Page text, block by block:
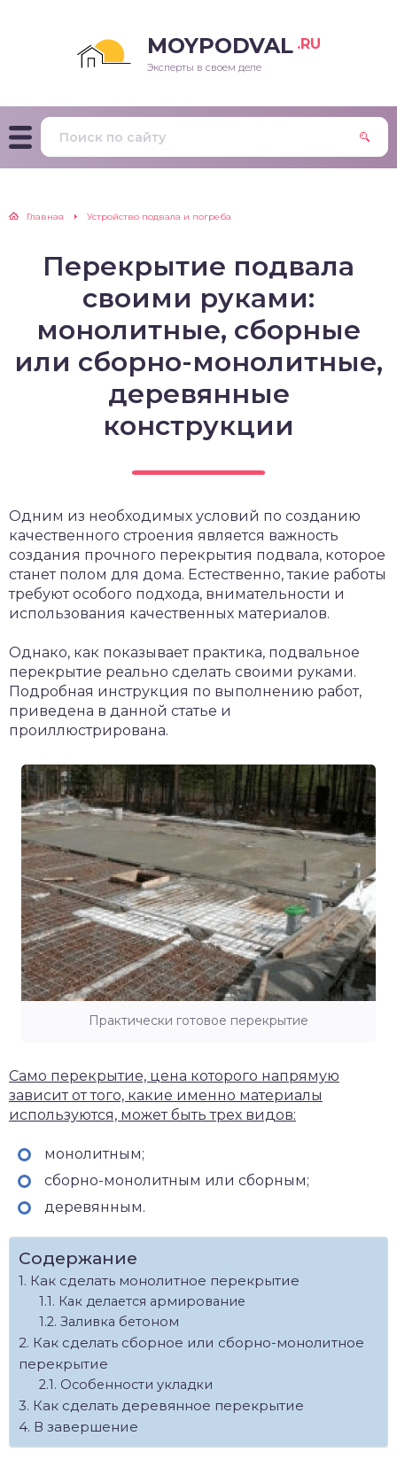
MOYPODVAL .RU
Эксперты в своем деле
Главная Устройство подвала и погреба
Перекрытие подвала
своими руками:
монолитные, сборные
или сборно-монолитные,
деревянные
конструкции
Одним из необходимых условий по созданию
качественного строения является важность
создания прочного перекрытия подвала, которое
станет полом для дома. Естественно, такие работы
требуют особого подхода, внимательности и
использования качественных материалов.
Однако, как показывает практика, подвальное
перекрытие реально сделать своими руками.
Подробная инструкция по выполнению работ,
приведена в данной статье и
проиллюстрирована.
Практически готовое перекрытие
Само перекрытие, цена которого напрямую
зависит от того, какие именно материалы
используются, может быть трех видов:
монолитным;
сборно-монолитным или сборным;
деревянным.
Содержание
Как сделать монолитное перекрытие
Как делается армирование
Заливка бетоном
Как сделать сборное или сборно-монолитное
перекрытие
Особенности укладки
Как сделать деревянное перекрытие
В завершение